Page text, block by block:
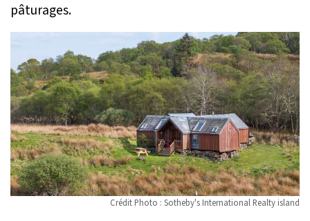
pâturages.
Crédit Photo : Sotheby's International Realty island